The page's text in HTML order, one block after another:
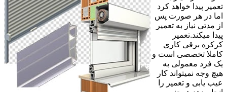
تعمیر پیدا خواهد کرد
اما در هر صورت پس
از مدتی نیاز به تعمیر
پیدا میکند.تعمیر
کرکره برقی کاری
کاملا تخصصی است و
یک فرد معمولی به
هیچ وجه نمیتواند کار
عیب یابی و تعمیر را